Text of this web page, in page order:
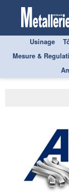
Usinage
Mesure &
TOUS